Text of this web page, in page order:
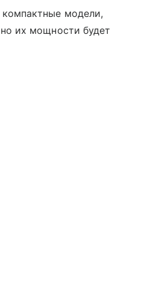
компактные модели,
их мощности будет